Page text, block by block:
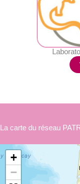
La carte du réseau
+
−